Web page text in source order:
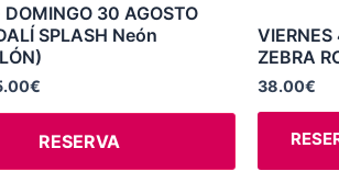
DOMINGO 30 AGOSTO
SPLASH Neón
€
RESERVA
ZEBRA
38.00€